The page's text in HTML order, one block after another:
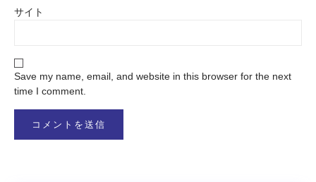
サイト
Save my name, email, and website in this browser for the next
time I comment.